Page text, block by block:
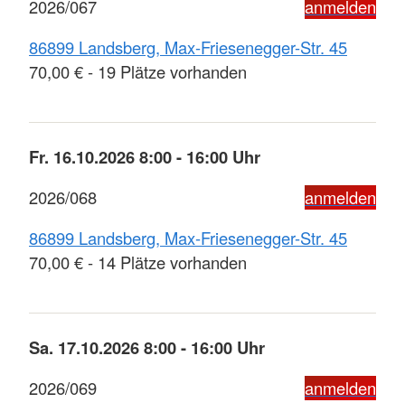
2026/067
anmelden
86899 Landsberg, Max-Friesenegger-Str. 45
70,00 € - 19 Plätze vorhanden
Fr. 16.10.2026 8:00 - 16:00 Uhr
2026/068
anmelden
86899 Landsberg, Max-Friesenegger-Str. 45
70,00 € - 14 Plätze vorhanden
Sa. 17.10.2026 8:00 - 16:00 Uhr
2026/069
anmelden